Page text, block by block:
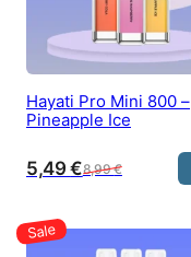
Hayati Pro Mini 800 –
Pineapple Ice
8,99€
5,49€